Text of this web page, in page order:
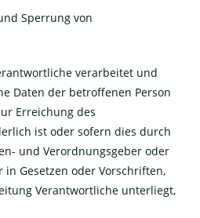
Sperrung von
verarbeitet und
Daten der betroffenen Person
Erreichung des
ist oder sofern dies durch
und Verordnungsgeber oder
in Gesetzen oder Vorschriften,
Verantwortliche unterliegt,